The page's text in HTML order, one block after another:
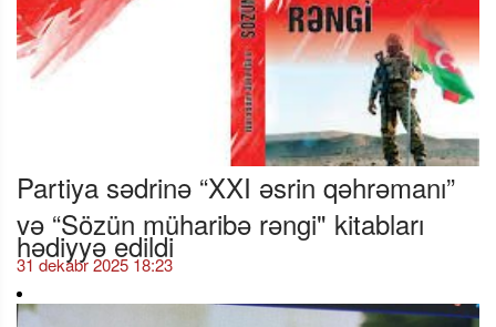
Partiya sədrinə “XXI əsrin qəhrəmanı”
və “Sözün müharibə rəngi" kitabları
hədiyyə edildi
31 dekabr 2025 18:23